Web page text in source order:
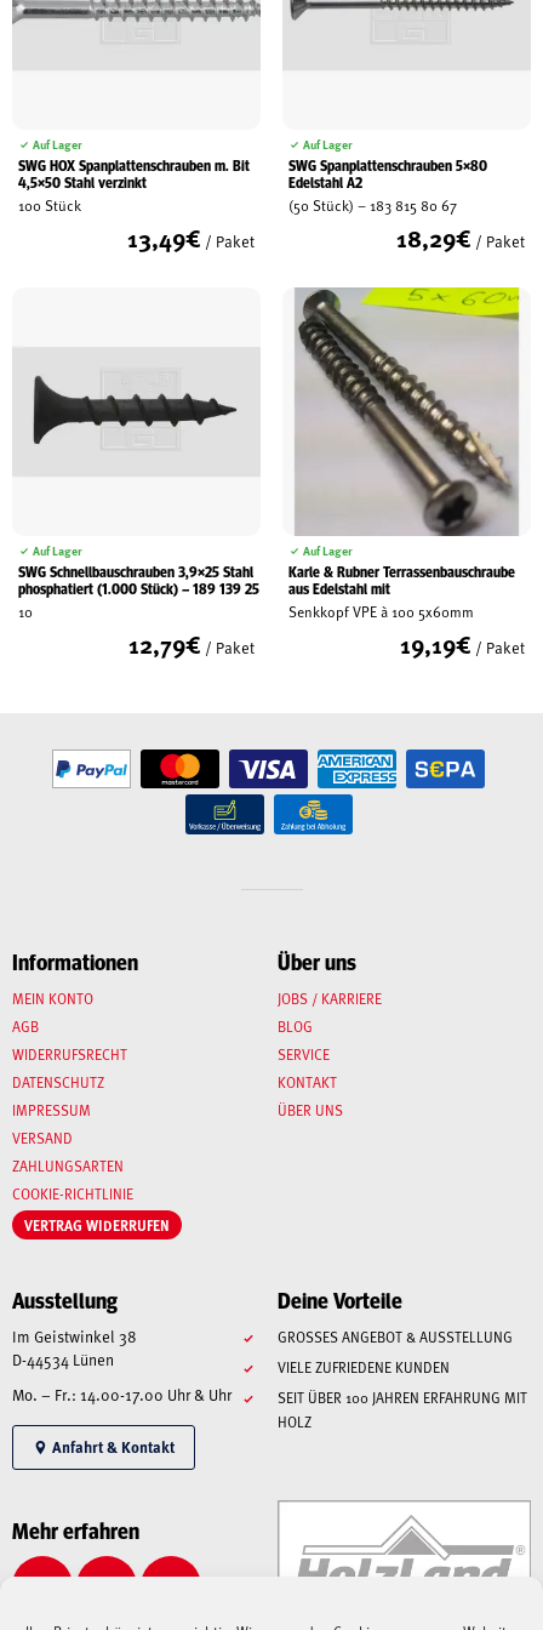
Auf Lager
SWG HOX Spanplattenschrauben m. Bit
4,5×50 Stahl verzinkt
100 Stück
13,49€ / Paket
Auf Lager
SWG Spanplattenschrauben 5×80
Edelstahl A2
(50 Stück) – 183 815 80 67
18,29€ / Paket
Auf Lager
SWG Schnellbauschrauben 3,9×25 Stahl
phosphatiert (1.000 Stück) – 189 139 25
10
12,79€ / Paket
Auf Lager
Karle & Rubner Terrassenbauschraube
aus Edelstahl mit
Senkkopf VPE à 100 5x60mm
19,19€ / Paket
Informationen
MEIN KONTO
AGB
WIDERRUFSRECHT
DATENSCHUTZ
IMPRESSUM
VERSAND
ZAHLUNGSARTEN
COOKIE-RICHTLINIE
VERTRAG WIDERRUFEN
Über uns
JOBS / KARRIERE
BLOG
SERVICE
KONTAKT
ÜBER UNS
Ausstellung
Im Geistwinkel 38
D-44534 Lünen
Mo. – Fr.: 14.00-17.00 Uhr & Uhr
Anfahrt & Kontakt
Deine Vorteile
GROSSES ANGEBOT & AUSSTELLUNG
VIELE ZUFRIEDENE KUNDEN
SEIT ÜBER 100 JAHREN ERFAHRUNG MIT
HOLZ
Mehr erfahren